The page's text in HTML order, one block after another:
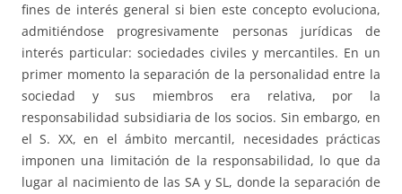
fines de interés general si bien este concepto evoluciona,
admitiéndose progresivamente personas jurídicas de
interés particular: sociedades civiles y mercantiles. En un
primer momento la separación de la personalidad entre la
sociedad y sus miembros era relativa, por la
responsabilidad subsidiaria de los socios. Sin embargo, en
el S. XX, en el ámbito mercantil, necesidades prácticas
imponen una limitación de la responsabilidad, lo que da
lugar al nacimiento de las SA y SL, donde la separación de